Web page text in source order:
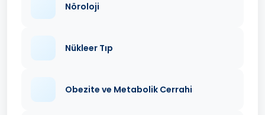
Nöroloji
Nükleer Tıp
Obezite ve Metabolik Cerrahi